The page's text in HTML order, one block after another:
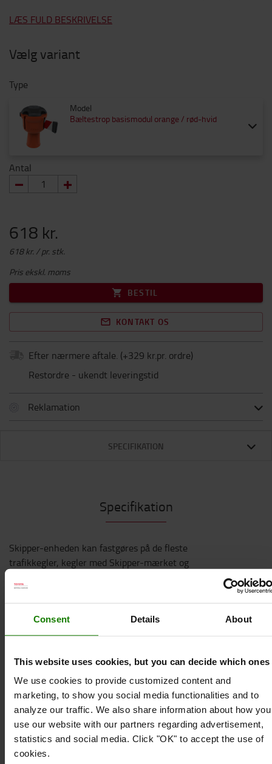
Consent Details About
This website uses cookies, but you can decide which ones
We use cookies to provide customized content and
marketing, to show you social media functionalities and to
analyze our traffic. We also share information about how you
use our website with our partners regarding advertisement,
statistics and social media. Click "OK" to accept the use of
cookies.
LÆS FULD BESKRIVELSE
Vælg variant
Type
Model
Bæltestrop basismodul orange / rød-hvid
Antal
618 kr.
618 kr. / pr. stk.
Pris ekskl. moms
BESTIL
KONTAKT OS
Efter nærmere aftale. (+329 kr.pr. ordre)
Restordre - ukendt leveringstid
Reklamation
SPECIFIKATION
Specifikation
Skipper-enheden kan fastgøres på de fleste
trafikkegler, kegler med Skipper-mærket og
direkte på vægge og magnetiske overflader ved
hjælp af et holdebeslag.
Skipper stolpe og basesystem
Skipper modtagerclips
Skipper genopladelig sikkerhedslampe
Skipper trafikkegle
Skipper holdebeslag